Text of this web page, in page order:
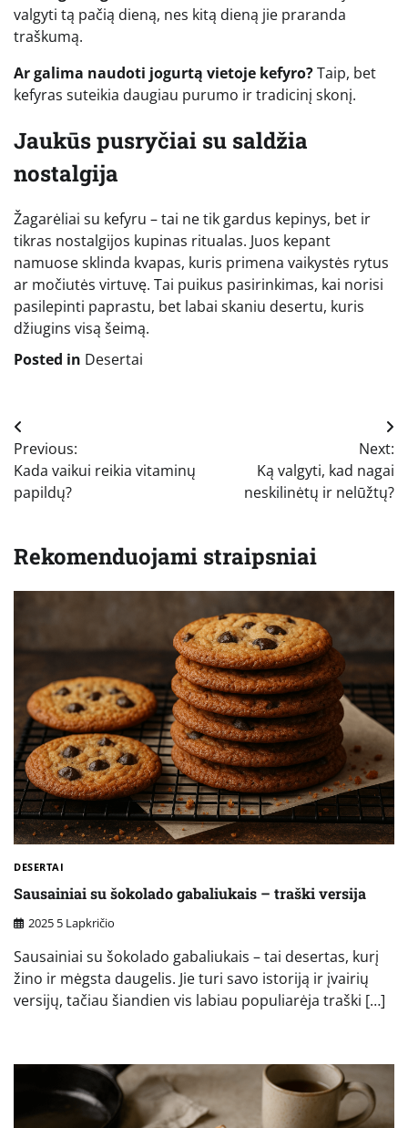
valgyti tą pačią dieną, nes kitą dieną jie praranda
traškumą.
Ar galima naudoti jogurtą vietoje kefyro?Taip, bet
kefyras suteikia daugiau purumo ir tradicinį skonį.
Jaukūs pusryčiai su saldžia
nostalgija
Žagarėliai su kefyru – tai ne tik gardus kepinys, bet ir
tikras nostalgijos kupinas ritualas. Juos kepant
namuose sklinda kvapas, kuris primena vaikystės rytus
ar močiutės virtuvę. Tai puikus pasirinkimas, kai norisi
pasilepinti paprastu, bet labai skaniu desertu, kuris
džiugins visą šeimą.
Posted in Desertai
Navigacija
tarp
įrašų
Previous:
Kada vaikui reikia vitaminų
papildų?
Next:
Ką valgyti, kad nagai
neskilinėtų ir nelūžtų?
Rekomenduojami straipsniai
DESERTAI
Sausainiai su šokolado gabaliukais – traški versija
2025 5 Lapkričio
Sausainiai su šokolado gabaliukais – tai desertas, kurį
žino ir mėgsta daugelis. Jie turi savo istoriją ir įvairių
versijų, tačiau šiandien vis labiau populiarėja traški […]